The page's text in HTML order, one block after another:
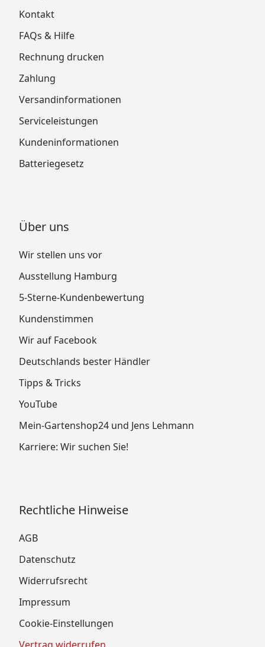
Kontakt
FAQs & Hilfe
Rechnung drucken
Zahlung
Versandinformationen
Serviceleistungen
Kundeninformationen
Batteriegesetz
Über uns
Wir stellen uns vor
Ausstellung Hamburg
5-Sterne-Kundenbewertung
Kundenstimmen
Wir auf Facebook
Deutschlands bester Händler
Tipps & Tricks
YouTube
Mein-Gartenshop24 und Jens Lehmann
Karriere: Wir suchen Sie!
Rechtliche Hinweise
AGB
Datenschutz
Widerrufsrecht
Impressum
Cookie-Einstellungen